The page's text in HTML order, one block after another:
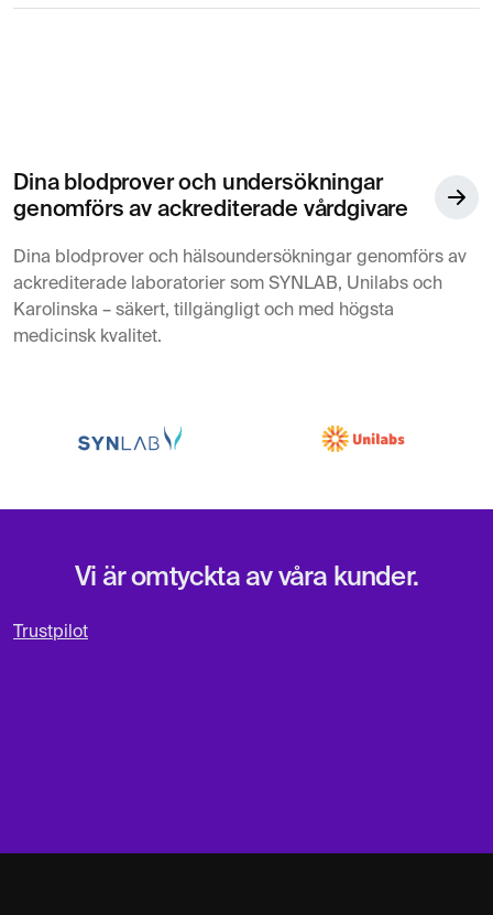
Dina blodprover och undersökningar
genomförs av ackrediterade vårdgivare
Dina blodprover och hälsoundersökningar genomförs av
ackrediterade laboratorier som SYNLAB, Unilabs och
Karolinska – säkert, tillgängligt och med högsta
medicinsk kvalitet.
Vi är omtyckta av våra kunder.
Trustpilot